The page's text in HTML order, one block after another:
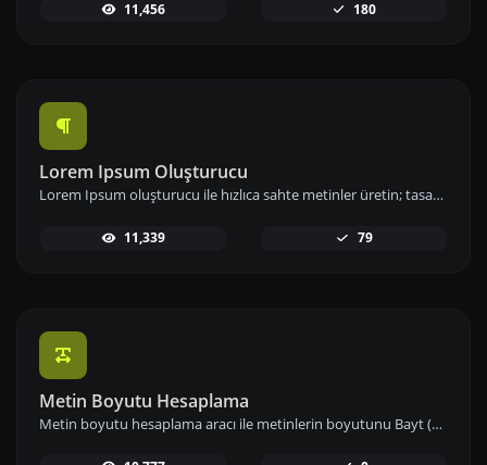
11,456 180
Lorem Ipsum Oluşturucu
Lorem Ipsum oluşturucu ile hızlıca sahte metinler üretin; tasarımlarınızda ve projelerinizde örnek içerik olarak kullanın.
11,339 79
Metin Boyutu Hesaplama
Metin boyutu hesaplama aracı ile metinlerin boyutunu Bayt (B), Kilobayt (KB) veya Megabayt (MB) cinsinden anında hesaplayın ve veri kullanımınızı etkin biçimde yönetin.